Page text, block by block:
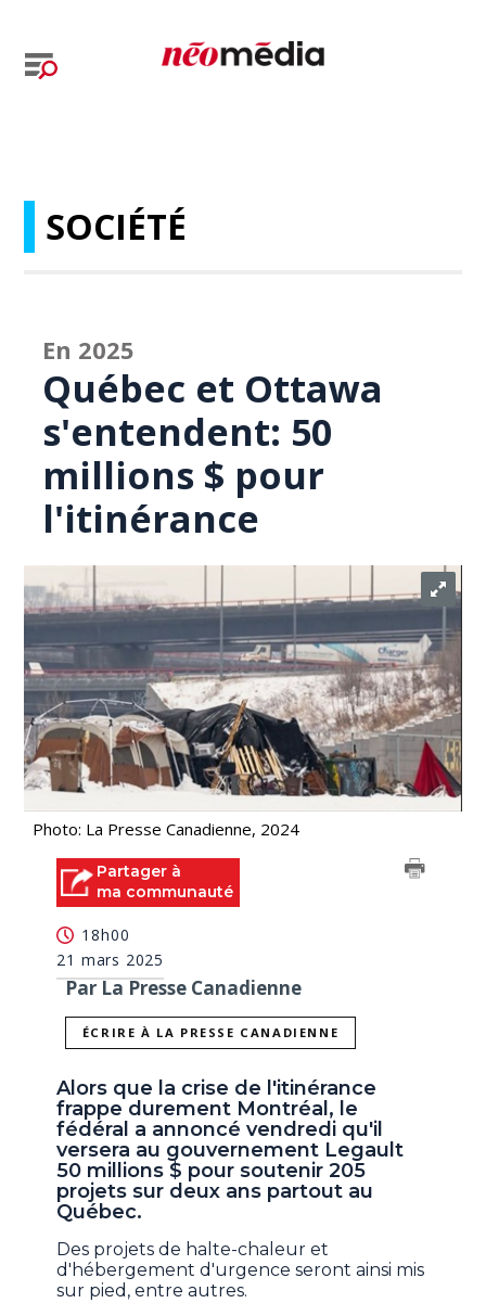
SOCIÉTÉ
En 2025
Québec et Ottawa
s'entendent: 50
millions $ pour
l'itinérance
Photo: La Presse Canadienne, 2024
Partager à
ma communauté
18h00
21 mars 2025
Par La Presse Canadienne
ÉCRIRE À LA PRESSE CANADIENNE
Alors que la crise de l'itinérance
frappe durement Montréal, le
fédéral a annoncé vendredi qu'il
versera au gouvernement Legault
50 millions $ pour soutenir 205
projets sur deux ans partout au
Québec.
Des projets de halte-chaleur et
d'hébergement d'urgence seront ainsi mis
sur pied, entre autres.